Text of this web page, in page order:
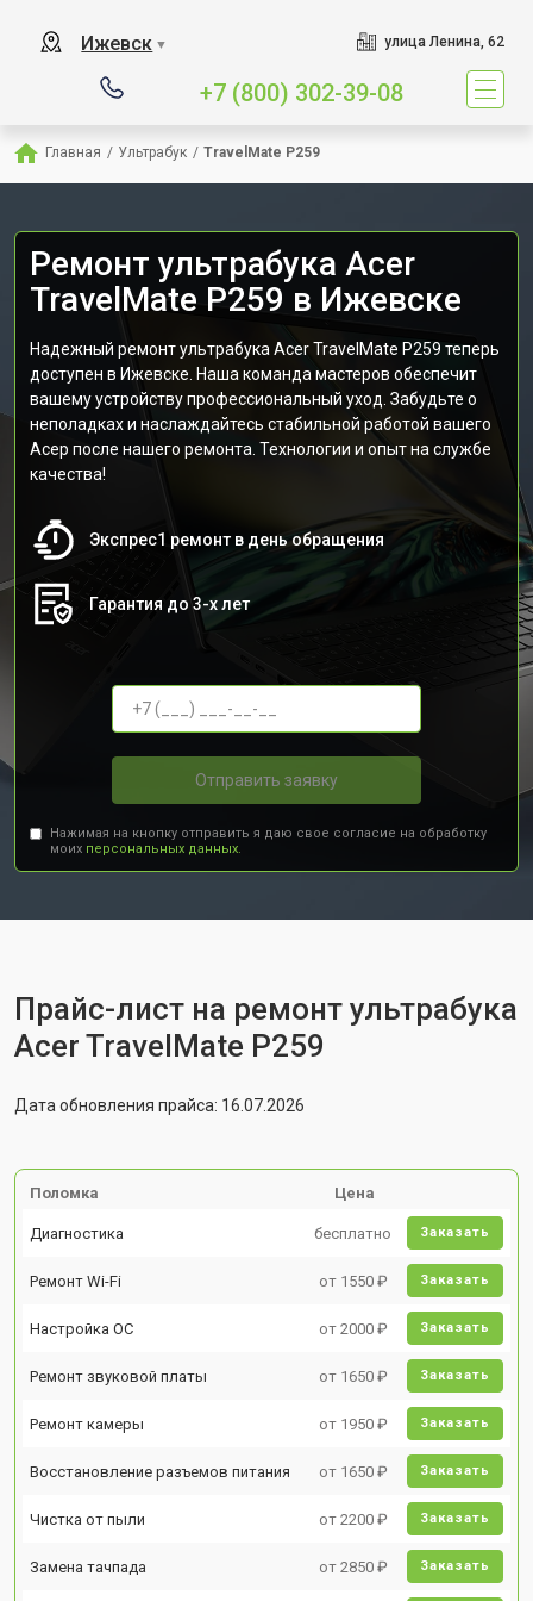
Ижевск ▼ улица Ленина, 62
+7 (800) 302-39-08
Главная / Ультрабук / TravelMate P259
Ремонт ультрабука Acer
TravelMate P259 в Ижевске
Надежный ремонт ультрабука Acer TravelMate P259 теперь
доступен в Ижевске. Наша команда мастеров обеспечит
вашему устройству профессиональный уход. Забудьте о
неполадках и наслаждайтесь стабильной работой вашего
Асер после нашего ремонта. Технологии и опыт на службе
качества!
Экспрес1 ремонт в день обращения
Гарантия до 3-х лет
Отправить заявку
Нажимая на кнопку отправить я даю свое согласие на обработку
моих персональных данных.
Прайс-лист на ремонт ультрабука
Acer TravelMate P259
Дата обновления прайса: 16.07.2026
Поломка Цена
Диагностика бесплатно Заказать
Ремонт Wi-Fi от 1550 ₽ Заказать
Настройка ОС от 2000 ₽ Заказать
Ремонт звуковой платы от 1650 ₽ Заказать
Ремонт камеры от 1950 ₽ Заказать
Восстановление разъемов питания от 1650 ₽ Заказать
Чистка от пыли от 2200 ₽ Заказать
Замена тачпада от 2850 ₽ Заказать